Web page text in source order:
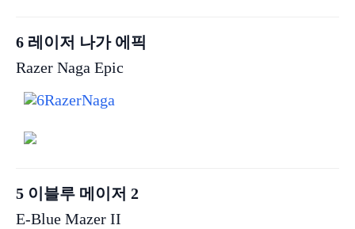
6 레이저 나가 에픽
Razer Naga Epic
5 이블루 메이저 2
E-Blue Mazer II